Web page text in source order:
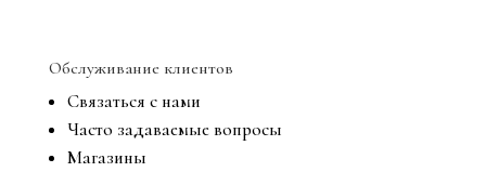
Обслуживание клиентов
Связаться с нами
Часто задаваемые вопросы
Магазины